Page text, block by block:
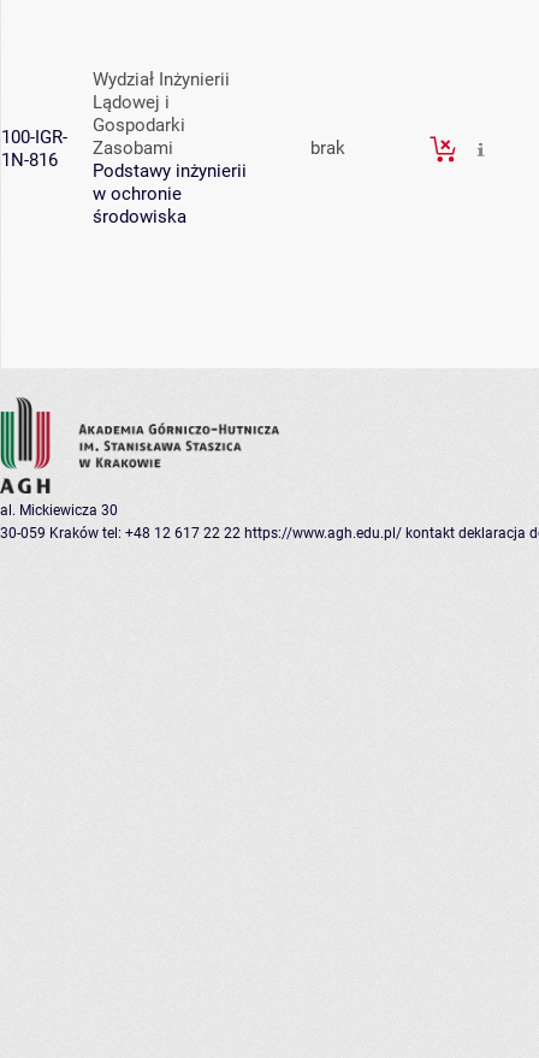
100-IGR-
1N-816
Wydział Inżynierii
Lądowej i
Gospodarki
Zasobami
Podstawy inżynierii
w ochronie
środowiska
brak
al. Mickiewicza 30
30-059 Kraków tel: +48 12 617 22 22 https://www.agh.edu.pl/ kontakt deklaracja